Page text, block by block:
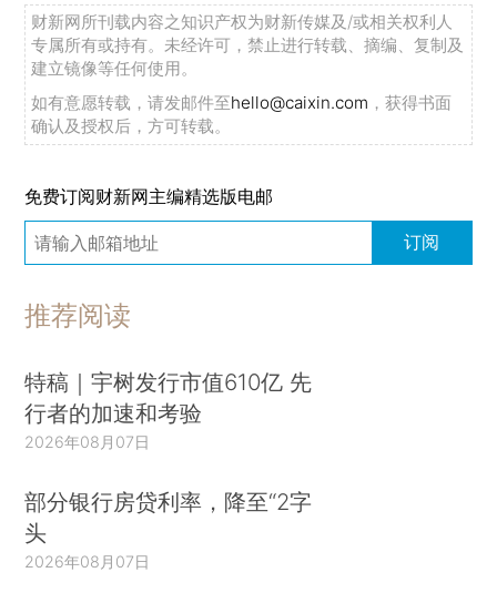
财新网所刊载内容之知识产权为财新传媒及/或相关权利人
专属所有或持有。未经许可，禁止进行转载、摘编、复制及
建立镜像等任何使用。
如有意愿转载，请发邮件至hello@caixin.com ，获得书面
确认及授权后，方可转载。
免费订阅财新网主编精选版电邮
订阅
推荐阅读
特稿｜宇树发行市值610亿 先
行者的加速和考验
2026年08月07日
部分银行房贷利率，降至“2字
头
2026年08月07日